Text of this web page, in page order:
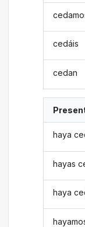
cedáis
cedan
haya
hayas
haya